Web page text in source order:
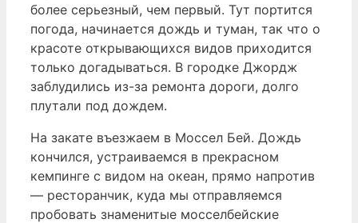
более серьезный, чем первый. Тут портится
погода, начинается дождь и туман, так что о
красоте открывающихся видов приходится
только догадываться. В городке Джордж
заблудились из-за ремонта дороги, долго
плутали под дождем.
На закате въезжаем в Моссел Бей. Дождь
кончился, устраиваемся в прекрасном
кемпинге с видом на океан, прямо напротив
— ресторанчик, куда мы отправляемся
пробовать знаменитые мосселбейские